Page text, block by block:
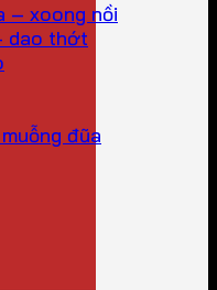
– xoong nồi
dao thớt
đũa